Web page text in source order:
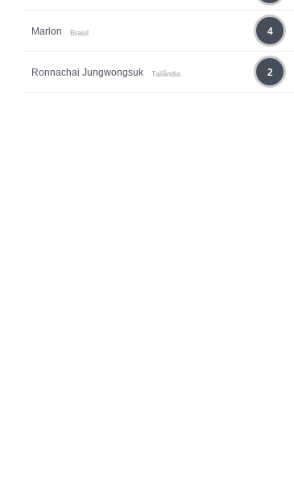
Marlon Brasil 4
Ronnachai Jungwongsuk Tailândia 2